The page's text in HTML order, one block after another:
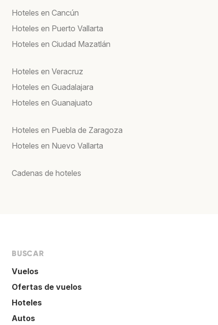
Hoteles en Cancún
Hoteles en Puerto Vallarta
Hoteles en Ciudad Mazatlán
Hoteles en Veracruz
Hoteles en Guadalajara
Hoteles en Guanajuato
Hoteles en Puebla de Zaragoza
Hoteles en Nuevo Vallarta
Cadenas de hoteles
BUSCAR
Vuelos
Ofertas de vuelos
Hoteles
Autos